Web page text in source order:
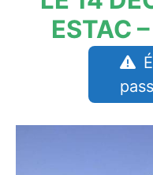
ESTAC